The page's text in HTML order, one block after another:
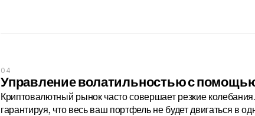
04
Управление волатильностью с
Криптовалютный рынок часто совершает резкие
гарантируя, что весь ваш портфель не будет двигаться в